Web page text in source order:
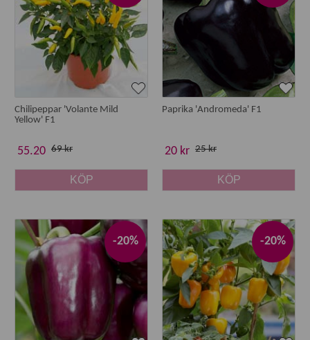
Chilipeppar 'Volante Mild
Yellow' F1
55.20 69 kr
KÖP
Paprika 'Andromeda' F1
20 kr 25 kr
KÖP
-20% -20%